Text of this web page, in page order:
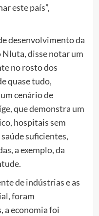
este país”,
desenvolvimento da
Nluta, disse notar um
no rosto dos
quase tudo,
cenário de
que demonstra um
hospitais sem
suficientes,
a exemplo, da
de indústrias e as
foram
a economia foi